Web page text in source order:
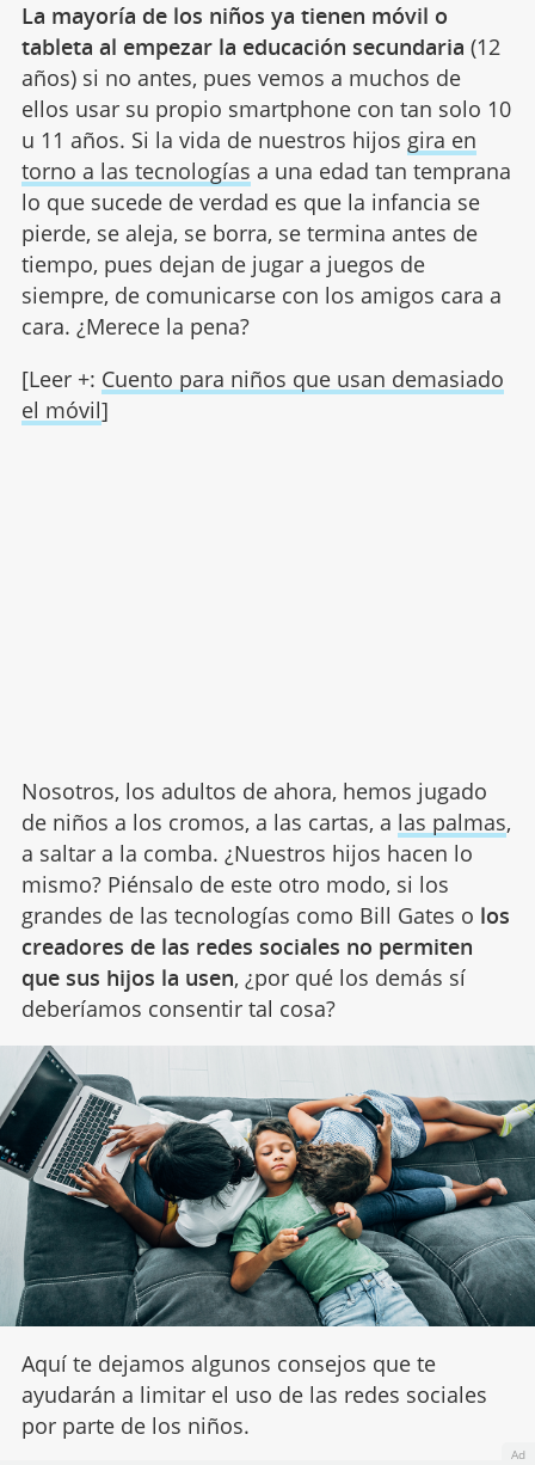
La mayoría de los niños ya tienen móvil o
tableta al empezar la educación secundaria (12
años) si no antes, pues vemos a muchos de
ellos usar su propio smartphone con tan solo 10
u 11 años. Si la vida de nuestros hijos gira en
torno a las tecnologías a una edad tan temprana
lo que sucede de verdad es que la infancia se
pierde, se aleja, se borra, se termina antes de
tiempo, pues dejan de jugar a juegos de
siempre, de comunicarse con los amigos cara a
cara. ¿Merece la pena?
[Leer +: Cuento para niños que usan demasiado
el móvil]
Nosotros, los adultos de ahora, hemos jugado
de niños a los cromos, a las cartas, a las palmas,
a saltar a la comba. ¿Nuestros hijos hacen lo
mismo? Piénsalo de este otro modo, si los
grandes de las tecnologías como Bill Gates o los
creadores de las redes sociales no permiten
que sus hijos la usen, ¿por qué los demás sí
deberíamos consentir tal cosa?
Aquí te dejamos algunos consejos que te
ayudarán a limitar el uso de las redes sociales
por parte de los niños.
Ad